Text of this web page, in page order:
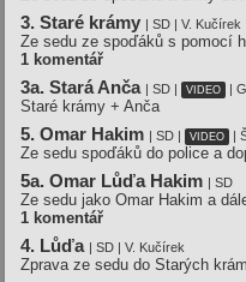
3. Staré krámy | SD | V. Kučírek
Ze sedu ze spoďáků s pomocí
1 komentář
3a. Stará Anča | SD | VIDEO |
Staré krámy + Anča
5. Omar Hakim | SD | VIDEO |
Ze sedu spoďáků do police a
5a. Omar Lůďa Hakim | SD
Ze sedu jako Omar Hakim a
1 komentář
4. Lůďa | SD | V. Kučírek
Zprava ze sedu do Starých